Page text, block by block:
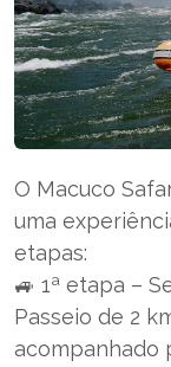
O Macuco
uma
etapas:
🚙 1ª etapa –
Passeio de 2
acompanhado